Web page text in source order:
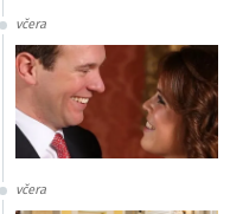
včera
včera